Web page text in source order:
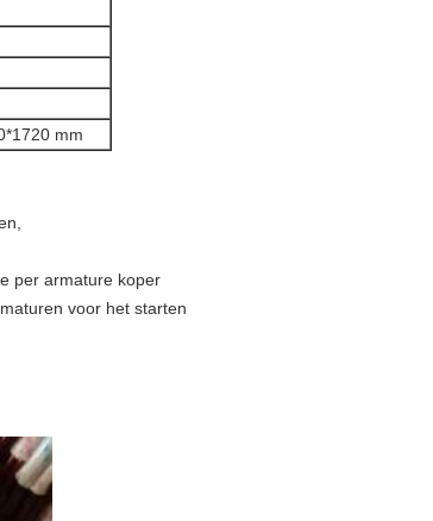
mm
per armature koper
voor het starten